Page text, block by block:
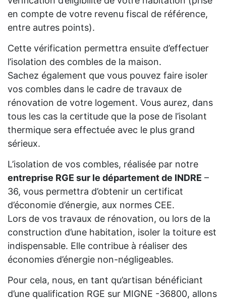
en compte de votre revenu fiscal de référence,
entre autres points).
Cette vérification permettra ensuite d’effectuer
l’isolation des combles de la maison.
Sachez également que vous pouvez faire isoler
vos combles dans le cadre de travaux de
rénovation de votre logement. Vous aurez, dans
tous les cas la certitude que la pose de l’isolant
thermique sera effectuée avec le plus grand
sérieux.
L’isolation de vos combles, réalisée par notre
entreprise RGE sur le département de INDRE –
36, vous permettra d’obtenir un certificat
d’économie d’énergie, aux normes CEE.
Lors de vos travaux de rénovation, ou lors de la
construction d’une habitation, isoler la toiture est
indispensable. Elle contribue à réaliser des
économies d’énergie non-négligeables.
Pour cela, nous, en tant qu’artisan bénéficiant
d’une qualification RGE sur MIGNE -36800, allons